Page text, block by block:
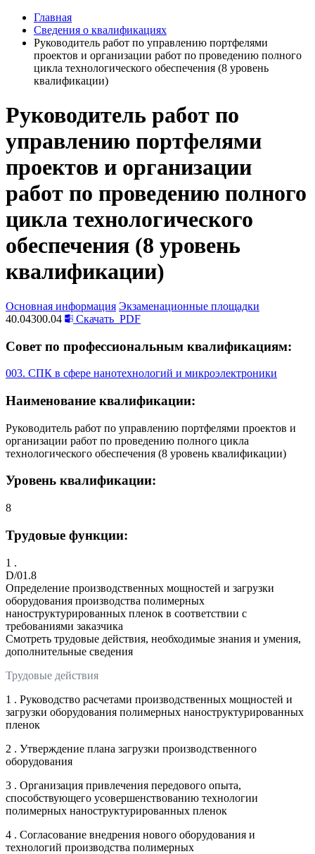
Главная
Сведения о квалификациях
Руководитель работ по управлению портфелями
проектов и организации работ по проведению полного
цикла технологического обеспечения (8 уровень
квалификации)
Руководитель работ по
управлению портфелями
проектов и организации
работ по проведению полного
цикла технологического
обеспечения (8 уровень
квалификации)
Основная информация Экзаменационные площадки
40.04300.04
Скачать PDF
Совет по профессиональным квалификациям:
003. СПК в сфере нанотехнологий и микроэлектроники
Наименование квалификации:
Руководитель работ по управлению портфелями проектов и
организации работ по проведению полного цикла
технологического обеспечения (8 уровень квалификации)
Уровень квалификации:
8
Трудовые функции:
1 .
D/01.8
Определение производственных мощностей и загрузки
оборудования производства полимерных
наноструктурированных пленок в соответствии с
требованиями заказчика
Смотреть трудовые действия, необходимые знания и умения,
дополнительные сведения
Трудовые действия
1 . Руководство расчетами производственных мощностей и
загрузки оборудования полимерных наноструктурированных
пленок
2 . Утверждение плана загрузки производственного
оборудования
3 . Организация привлечения передового опыта,
способствующего усовершенствованию технологии
полимерных наноструктурированных пленок
4 . Согласование внедрения нового оборудования и
технологий производства полимерных